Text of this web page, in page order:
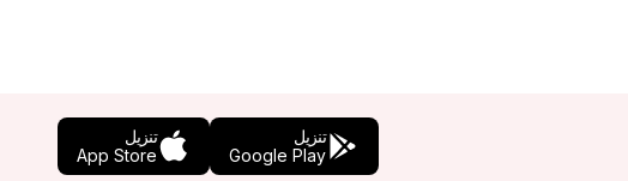
تنزيل
Google Play
تنزيل
App Store